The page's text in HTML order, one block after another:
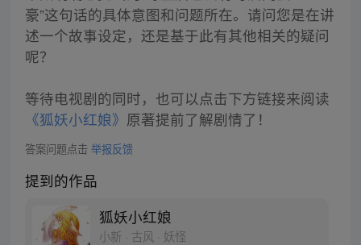
豪”这句话的具体意图和问题所在。请问您是在讲
述一个故事设定，还是基于此有其他相关的疑问
呢？
等待电视剧的同时，也可以点击下方链接来阅读
《狐妖小红娘》 原著提前了解剧情了！
答案问题点击 举报反馈
提到的作品
狐妖小红娘
小新 · 古风 · 妖怪